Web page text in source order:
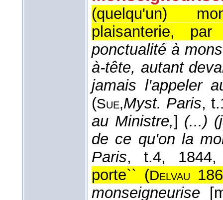
(quelqu'un)
plaisanterie, par
ponctualité à
à-tête, autant
jamais l'appeler
(Sue,Myst. Paris,
au Ministre,] (...)
de ce qu'on la
Paris, t.4, 1844,
porte`` (Delvau
monseigneurise